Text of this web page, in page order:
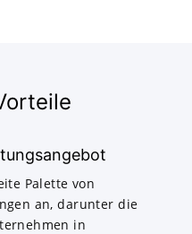
Palette von
an, darunter die
in